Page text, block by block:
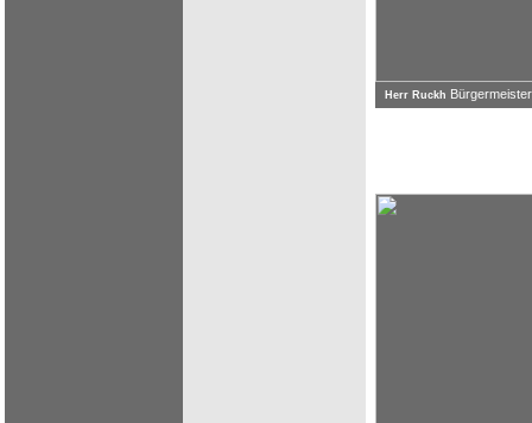
Herr Ruckh